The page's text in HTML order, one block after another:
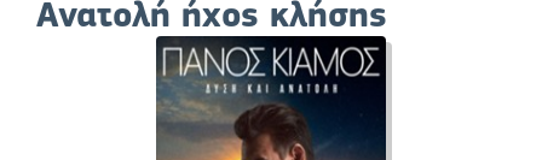
Ανατολή ήχος κλήσης